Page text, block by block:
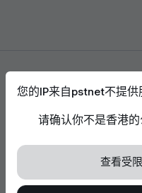
您的IP来自pstnet不提供
请确认你不是香港
查看受
接受使用曲奇档
我们使用cookie来增
量，并支持网站功能
接